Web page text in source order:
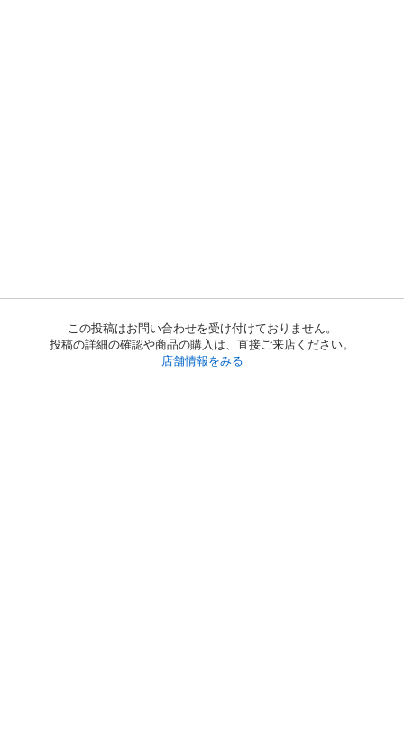
この投稿はお問い合わせを受け付けておりません。
投稿の詳細の確認や商品の購入は、直接ご来店ください。
店舗情報をみる